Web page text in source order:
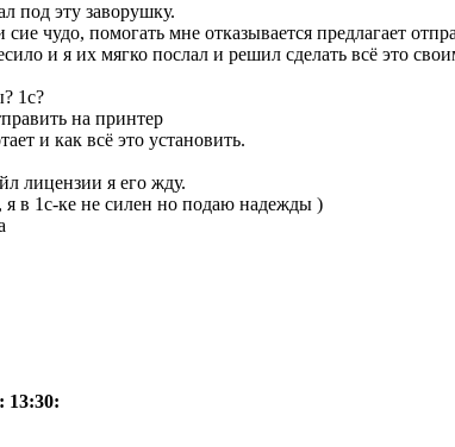
под эту заворушку.
чудо, помогать мне отказывается предлагает
и я их мягко послал и решил сделать всё это
1с?
на принтер
и как всё это установить.
лицензии я его жду.
я в 1с-ке не силен но подаю надежды )
13:30: